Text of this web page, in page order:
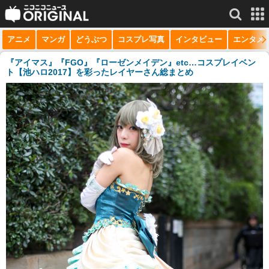
サービス一覧 もっと見る
niconico
動画
生放送
ニュース
チャンネル
マンガ
ニコニコQ
アニメ マンガ どうぶつ コスプレ写真 インタビュー エンタメ
『アイマス』『FGO』『ローゼンメイデン』etc…コスプレイベン
ト【池ハロ2017】を彩ったレイヤーさん総まとめ